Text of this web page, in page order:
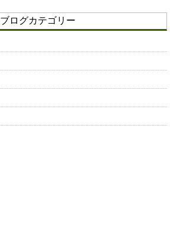
ブログカテゴリー